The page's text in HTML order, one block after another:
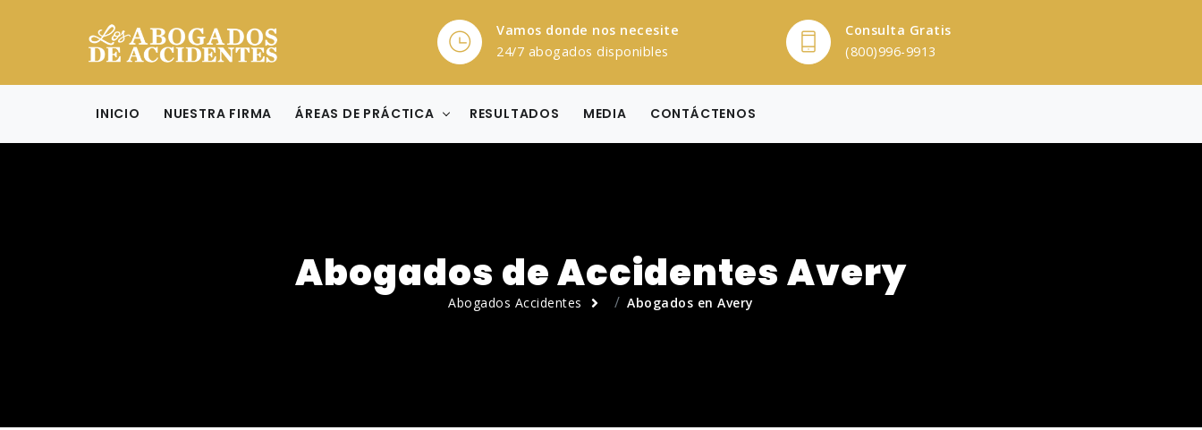
Vamos donde nos necesite
24/7 abogados disponibles
Consulta Gratis
(800)996-9913
INICIO NUESTRA FIRMA ÁREAS DE PRÁCTICA RESULTADOS MEDIA CONTÁCTENOS
Abogados de Accidentes Avery
Abogados Accidentes Abogados en Avery